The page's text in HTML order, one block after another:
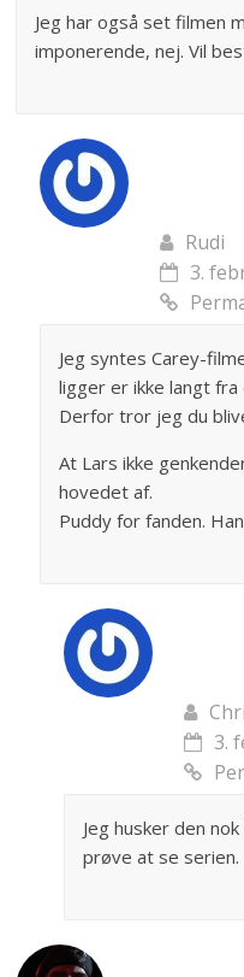
Jeg har også set filmen
imponerende, nej. Vil
Rudi
3.
Jeg syntes Carey-
ligger er ikke langt fra
Derfor tror jeg du
At Lars ikke
hovedet af.
Puddy for fanden.
3.
Jeg husker den
prøve at se